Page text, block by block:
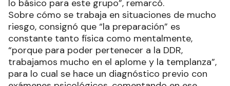
lo básico para este grupo”, remarcó.
Sobre cómo se trabaja en situaciones de mucho
riesgo, consignó que “la preparación” es
constante tanto física como mentalmente,
“porque para poder pertenecer a la DDR,
trabajamos mucho en el aplome y la templanza”,
para lo cual se hace un diagnóstico previo con